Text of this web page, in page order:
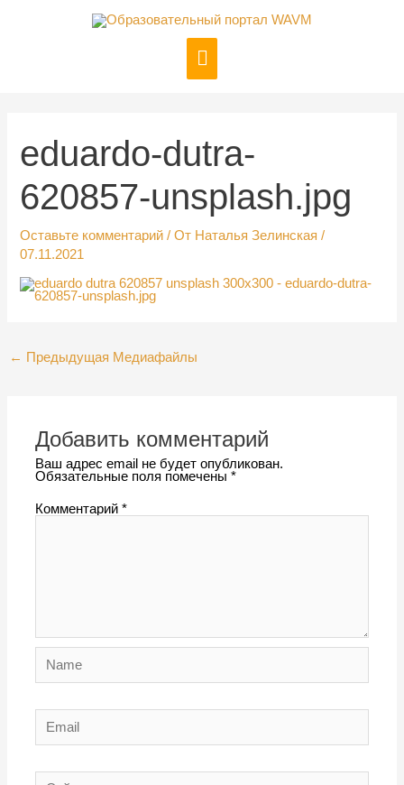
Главное
меню
eduardo-dutra-
620857-unsplash.jpg
Оставьте комментарий / От Наталья Зелинская/
07.11.2021
← Предыдущая Медиафайлы
Добавить комментарий
Ваш адрес email не будет опубликован.
Обязательные поля помечены*
Комментарий*
Name
Email
Сайт